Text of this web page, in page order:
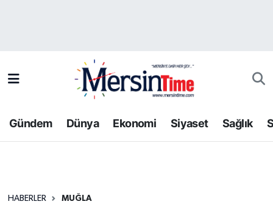
Gündem Dünya Ekonomi Siyaset Sağlık
HABERLER MUĞLA
Bilim-Teknoloji
Dünya
Ekonomi
Trafik Durumu
Tüm Manşetler
Haber Arşivi